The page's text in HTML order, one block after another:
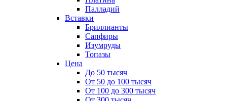
Палладий
Вставки
Бриллианты
Сапфиры
Изумруды
Топазы
Цена
До 50 тысяч
От 50 до 100 тысяч
От 100 до 300 тысяч